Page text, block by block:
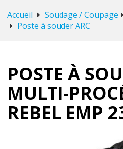
Accueil Soudage / Coupage
Poste à souder ARC
POSTE À
MULTI-
REBEL EMP